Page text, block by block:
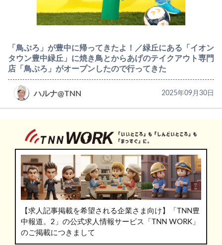
「鳥ぷろ」が豊中に帰ってきたよ！／緑丘にある「イオン
タウン豊中緑丘」に焼き鳥とからあげのテイクアウト専門
店「鳥ぷろ」がオープンしたので行ってきた
ハルナ@TNN 2025年09月30日
【求人記事掲載を希望される企業さま向け】「TNN豊
中報道。2」の公式求人情報サービス「TNN WORK」
のご掲載につきまして